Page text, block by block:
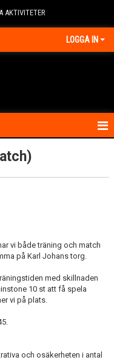
AKTIVITETER
LOGGA IN
vi både träning och match
på Karl Johans torg.
med skillnaden
10 st att få spela
vi på plats.
och osäkerheten i antal